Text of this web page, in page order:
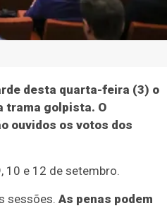
desta quarta-feira (3) o
trama golpista. O
ouvidos os votos dos
10 e 12 de setembro.
sessões. As penas podem